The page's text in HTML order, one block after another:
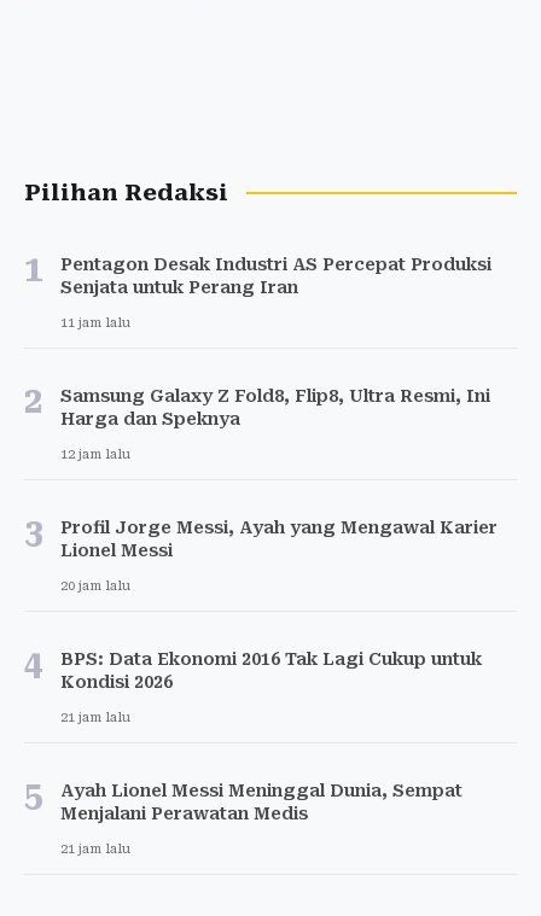
Pilihan Redaksi
1
Pentagon Desak Industri AS Percepat Produksi
Senjata untuk Perang Iran
11 jam lalu
2
Samsung Galaxy Z Fold8, Flip8, Ultra Resmi, Ini
Harga dan Speknya
12 jam lalu
3
Profil Jorge Messi, Ayah yang Mengawal Karier
Lionel Messi
20 jam lalu
4
BPS: Data Ekonomi 2016 Tak Lagi Cukup untuk
Kondisi 2026
21 jam lalu
5
Ayah Lionel Messi Meninggal Dunia, Sempat
Menjalani Perawatan Medis
21 jam lalu